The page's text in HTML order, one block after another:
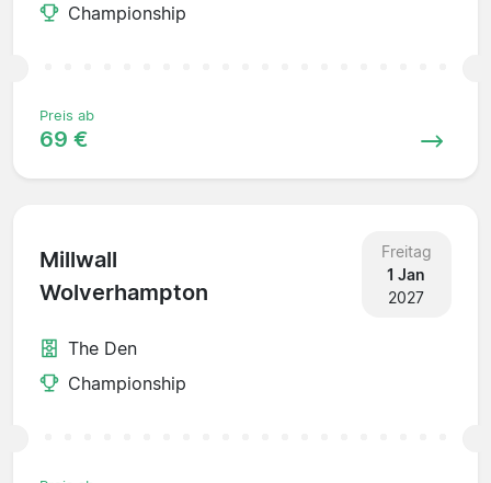
Championship
Preis ab
69 €
Millwall
Wolverhampton
Freitag
1 Jan
2027
The Den
Championship